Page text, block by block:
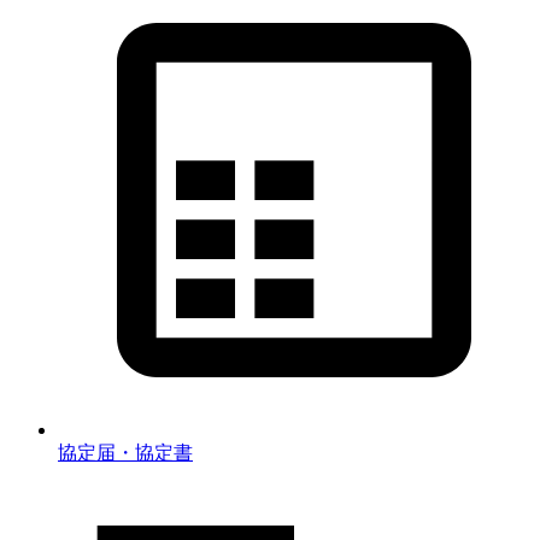
協定届・協定書